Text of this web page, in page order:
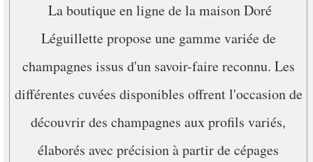
La boutique en ligne de la maison Doré
Léguillette propose une gamme variée de
champagnes issus d'un savoir-faire reconnu. Les
différentes cuvées disponibles offrent l'occasion de
découvrir des champagnes aux profils variés,
élaborés avec précision à partir de cépages